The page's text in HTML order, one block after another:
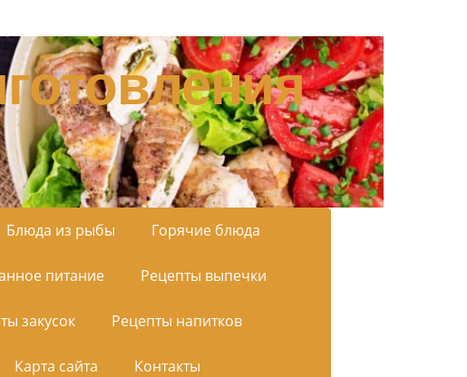
Блюда из рыбы Горячие блюда
питание Рецепты выпечки
закусок Рецепты напитков
Карта сайта Контакты